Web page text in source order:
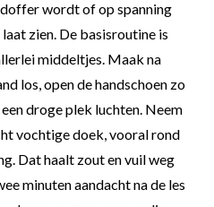
wordt of op spanning
zien. De basisroutine is
middeltjes. Maak na
los, open de handschoen zo
droge plek luchten. Neem
vochtige doek, vooral rond
Dat haalt zout en vuil weg
minuten aandacht na de les